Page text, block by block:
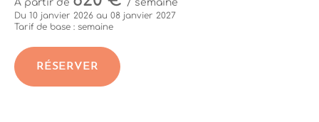
À partir de / semaine
Du 10 janvier 2026 au 08 janvier 2027
Tarif de base : semaine
RÉSERVER